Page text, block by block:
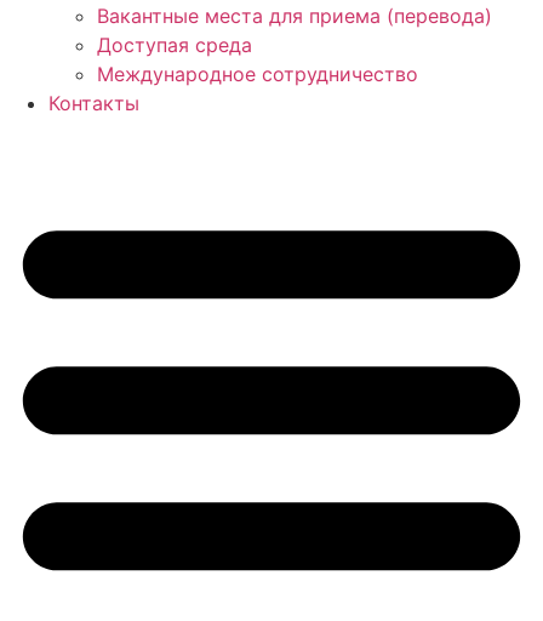
Вакантные места для приема (перевода)
Доступая среда
Международное сотрудничество
Контакты